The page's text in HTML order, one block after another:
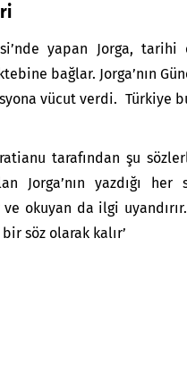
yapan Jorga,
bağlar. Jorga’nın
vücut verdi. Türkiye
tarafından şu
Jorga’nın yazdığı
okuyan da ilgi
söz olarak kalır’